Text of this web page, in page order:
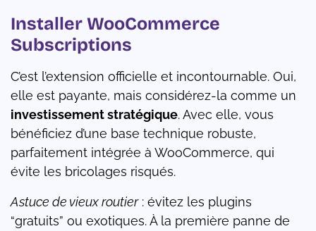
Installer WooCommerce
Subscriptions
C’est l’extension officielle et incontournable. Oui,
elle est payante, mais considérez-la comme un
investissement stratégique. Avec elle, vous
bénéficiez d’une base technique robuste,
parfaitement intégrée à WooCommerce, qui
évite les bricolages risqués.
Astuce de vieux routier: évitez les plugins
“gratuits” ou exotiques. À la première panne de